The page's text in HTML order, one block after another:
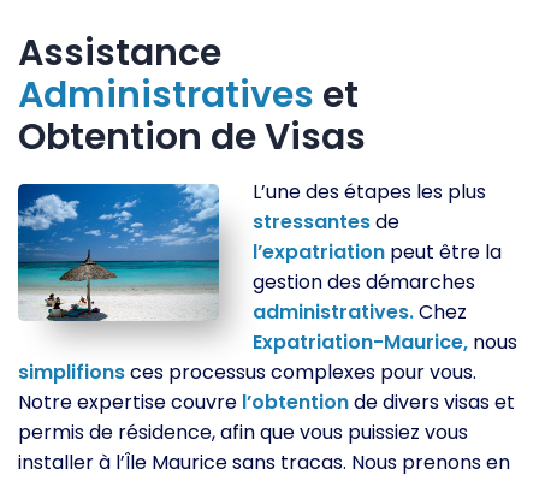
Assistance
Administratives et
Obtention de Visas
L’une des étapes les plus
stressantesde
l’expatriation peut être la
gestion des démarches
administratives.Chez
Expatriation-Maurice, nous
simplifionsces processus complexes pour vous.
Notre expertise couvre l’obtentionde divers visas et
permis de résidence, afin que vous puissiez vous
installer à l’Île Maurice sans tracas. Nous prenons en